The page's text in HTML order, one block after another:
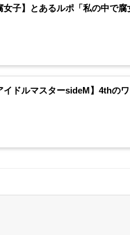
女子】とあるルポ「私の中で
イドルマスターsideM】4thの